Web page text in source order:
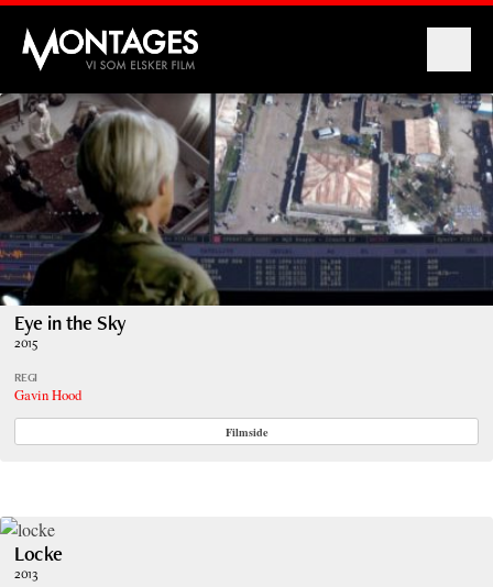
Montages
Eye in the Sky
2015
REGI
Gavin Hood
Filmside
Locke
2013